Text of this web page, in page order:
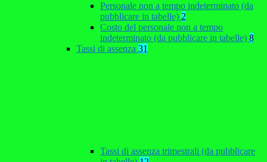
Personale non a tempo indeterminato (da
pubblicare in tabelle) 2
Costo del personale non a tempo
indeterminato (da pubblicare in tabelle) 8
Tassi di assenza 31
Tassi di assenza trimestrali (da pubblicare